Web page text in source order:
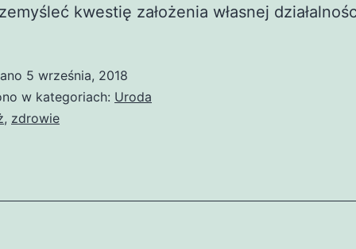
kwestię założenia własnej
5 września, 2018
w kategoriach: Uroda
, zdrowie